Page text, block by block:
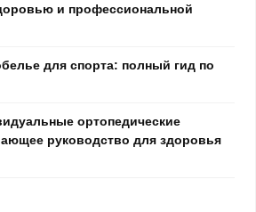
и профессиональной
для спорта: полный гид по
ортопедические
руководство для здоровья